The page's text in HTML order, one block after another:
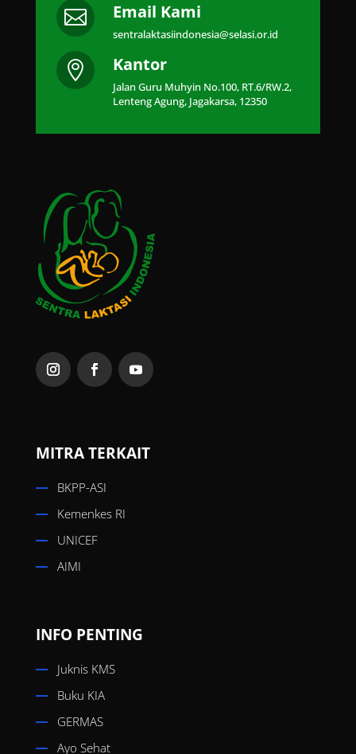
 Email Kami
sentralaktasiindonesia@selasi.or.id
 Kantor
Jalan Guru Muhyin No.100, RT.6/RW.2,
Lenteng Agung, Jagakarsa, 12350
MITRA TERKAIT
BKPP-ASI
Kemenkes RI
UNICEF
AIMI
INFO PENTING
Juknis KMS
Buku KIA
GERMAS
Ayo Sehat